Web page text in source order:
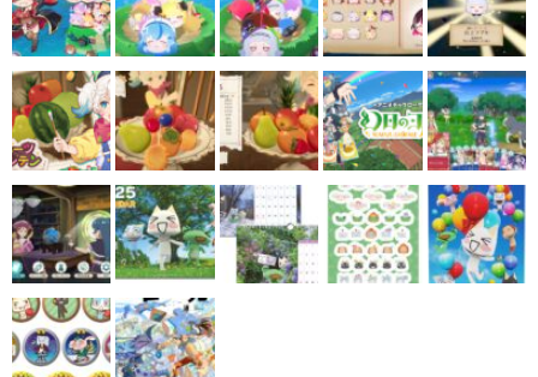
電ファミニコゲーマーとは？
運営：株式会社マレ